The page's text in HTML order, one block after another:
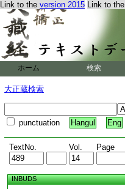
Link to the version 2015 Link to the
ホーム 検索
大正蔵検索
punctuation Hangul Eng
TextNo. Vol. Page
INBUDS